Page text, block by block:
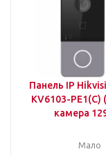
Панель IP
KV6103-PE1(C)
камера
Мало